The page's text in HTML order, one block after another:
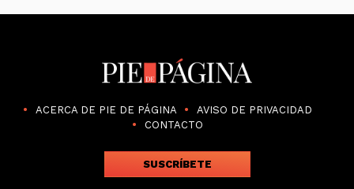
ACERCA DE PIE DE PÁGINA
AVISO DE PRIVACIDAD
CONTACTO
SUSCRÍBETE